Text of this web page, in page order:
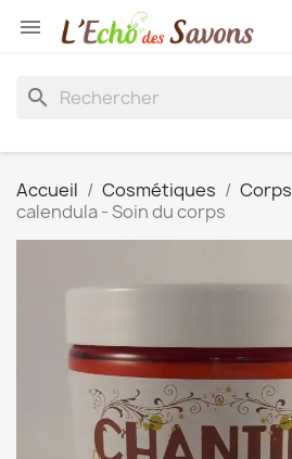

search
Accueil Cosmétiques Corps
calendula - Soin du corps